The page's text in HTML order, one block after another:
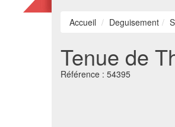
Accueil Deguisement
Tenue de
Référence : 54395